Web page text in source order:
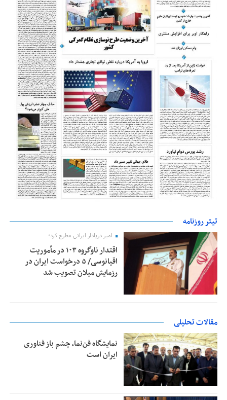
تیتر روزنامه
امیر دریادار ایرانی مطرح کرد؛
اقتدار ناوگروه ۱۰۳ در مأموریت‌
اقیانوسی/ ۵ درخواست ایران در
رزمایش میلان تصویب شد
مقالات تحلیلی
نمایشگاه فن‌نما، چشم باز فناوری
ایران است